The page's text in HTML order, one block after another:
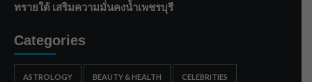
ทรายใต้ เสริมความมั่นคงน้ำเพชรบุรี
Categories
ASTROLOGY BEAUTY & HEALTH CELEBRITIES